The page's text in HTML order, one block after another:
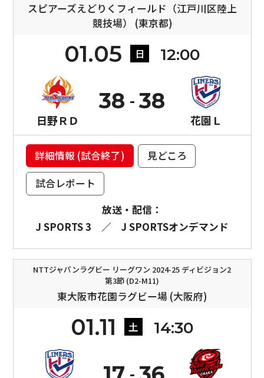
スピアーズえどりくフィールド（江戸川区陸上
競技場） (東京都)
01.05 日 12:00
日野ＲＤ
38
花園Ｌ
38
詳細情報 (試合終了)
見どころ
試合レポート
放送・配信：
J SPORTS 3
／ J SPORTSオンデマンド
NTTジャパンラグビー リーグワン 2024-25 ディビジョン2
第3節 (D2-M11)
東大阪市花園ラグビー場 (大阪府)
01.11 土 14:30